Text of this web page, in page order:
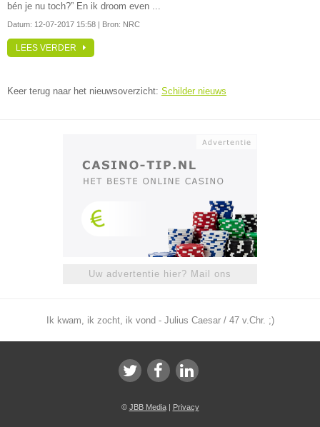
bén je nu toch?” En ik droom even ...
Datum: 12-07-2017 15:58 | Bron: NRC
LEES VERDER
Keer terug naar het nieuwsoverzicht: Schilder nieuws
Uw advertentie hier? Mail ons
Ik kwam, ik zocht, ik vond - Julius Caesar / 47 v.Chr. ;)
© JBB Media| Privacy